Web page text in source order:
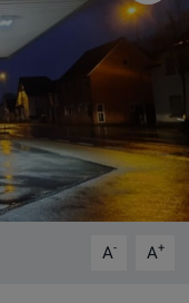
A- A+